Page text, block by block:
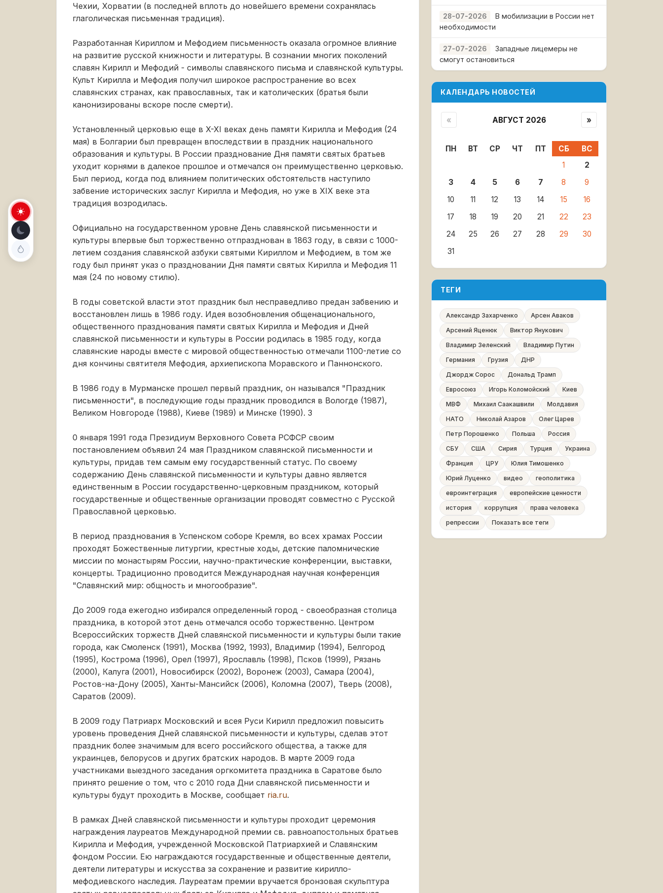
Чехии, Хорватии (в последней вплоть до новейшего времени сохранялась
глаголическая письменная традиция).
Разработанная Кириллом и Мефодием письменность оказала огромное влияние
на развитие русской книжности и литературы. В сознании многих поколений
славян Кирилл и Мефодий - символы славянского письма и славянской культуры.
Культ Кирилла и Мефодия получил широкое распространение во всех
славянских странах, как православных, так и католических (братья были
канонизированы вскоре после смерти).
Установленный церковью еще в X-XI веках день памяти Кирилла и Мефодия (24
мая) в Болгарии был превращен впоследствии в праздник национального
образования и культуры. В России празднование Дня памяти святых братьев
уходит корнями в далекое прошлое и отмечался он преимущественно церковью.
Был период, когда под влиянием политических обстоятельств наступило
забвение исторических заслуг Кирилла и Мефодия, но уже в XIX веке эта
традиция возродилась.
Официально на государственном уровне День славянской письменности и
культуры впервые был торжественно отпразднован в 1863 году, в связи с 1000-
летием создания славянской азбуки святыми Кириллом и Мефодием, в том же
году был принят указ о праздновании Дня памяти святых Кирилла и Мефодия 11
мая (24 по новому стилю).
В годы советской власти этот праздник был несправедливо предан забвению и
восстановлен лишь в 1986 году. Идея возобновления общенационального,
общественного празднования памяти cвятых Кирилла и Мефодия и Дней
славянской письменности и культуры в России родилась в 1985 году, когда
славянские народы вместе с мировой общественностью отмечали 1100-летие со
дня кончины святителя Мефодия, архиепископа Моравского и Паннонского.
В 1986 году в Мурманске прошел первый праздник, он назывался "Праздник
письменности", в последующие годы праздник проводился в Вологде (1987),
Великом Новгороде (1988), Киеве (1989) и Минске (1990). 3
0 января 1991 года Президиум Верховного Совета РСФСР своим
постановлением объявил 24 мая Праздником славянской письменности и
культуры, придав тем самым ему государственный статус. По своему
содержанию День славянской письменности и культуры давно является
единственным в России государственно-церковным праздником, который
государственные и общественные организации проводят совместно с Русской
Православной церковью.
В период празднования в Успенском соборе Кремля, во всех храмах России
проходят Божественные литургии, крестные ходы, детские паломнические
миссии по монастырям России, научно-практические конференции, выставки,
концерты. Традиционно проводится Международная научная конференция
"Славянский мир: общность и многообразие".
До 2009 года ежегодно избирался определенный город - своеобразная столица
праздника, в которой этот день отмечался особо торжественно. Центром
Всероссийских торжеств Дней славянской письменности и культуры были такие
города, как Смоленск (1991), Москва (1992, 1993), Владимир (1994), Белгород
(1995), Кострома (1996), Орел (1997), Ярославль (1998), Псков (1999), Рязань
(2000), Калуга (2001), Новосибирск (2002), Воронеж (2003), Самара (2004),
Ростов-на-Дону (2005), Ханты-Мансийск (2006), Коломна (2007), Тверь (2008),
Саратов (2009).
В 2009 году Патриарх Московский и всея Руси Кирилл предложил повысить
уровень проведения Дней славянской письменности и культуры, сделав этот
праздник более значимым для всего российского общества, а также для
украинцев, белорусов и других братских народов. В марте 2009 года
участниками выездного заседания оргкомитета праздника в Саратове было
принято решение о том, что с 2010 года Дни славянской письменности и
культуры будут проходить в Москве, сообщает ria.ru.
В рамках Дней славянской письменности и культуры проходит церемония
награждения лауреатов Международной премии св. равноапостольных братьев
Кирилла и Мефодия, учрежденной Московской Патриархией и Славянским
фондом России. Ею награждаются государственные и общественные деятели,
деятели литературы и искусства за сохранение и развитие кирилло-
мефодиевского наследия. Лауреатам премии вручается бронзовая скульптура
28-07-2026
В мобилизации в России нет
необходимости
27-07-2026
Западные лицемеры не
смогут остановиться
КАЛЕНДАРЬ НОВОСТЕЙ
« АВГУСТ 2026 »
ПН ВТ СР ЧТ ПТ СБ
ВС
1
2
3
4 5 6 7 8
9
10
11 12 13 14 15
16
17
18 19 20 21 22
23
24
25 26 27 28 29
30
31
ТЕГИ
Александр Захарченко
Арсен Аваков
Арсений Яценюк
Виктор Янукович
Владимир Зеленский
Владимир Путин
Германия
Грузия
ДНР
Джордж Сорос
Дональд Трамп
Евросоюз
Игорь Коломойский
Киев
МВФ
Михаил Саакашвили
Молдавия
НАТО
Николай Азаров
Олег Царев
Петр Порошенко
Польша
Россия
СБУ
США Сирия Турция
Украина
Франция
ЦРУ
Юлия Тимошенко
Юрий Луценко
видео
геополитика
евроинтеграция
европейские ценности
история
коррупция
права человека
репрессии
Показать все теги